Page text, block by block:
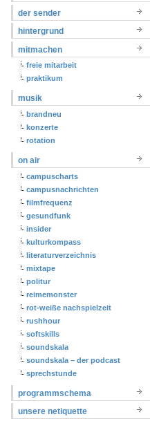
der sender
hintergrund
mitmachen
freie mitarbeit
praktikum
musik
brandneu
konzerte
rotation
on air
campuscharts
campusnachrichten
filmfrequenz
gesundfunk
insider
kulturkompass
literaturverzeichnis
mixtape
politur
reimemonster
rot-weiße nachspielzeit
rushhour
softskills
soundskala
soundskala – der podcast
sprechstunde
programmschema
unsere netiquette